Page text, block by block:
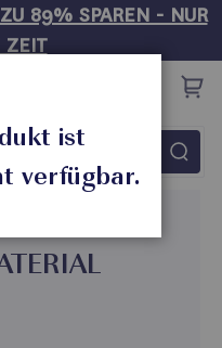
89% SPAREN - NUR
ZEIT
ist
verfügbar.